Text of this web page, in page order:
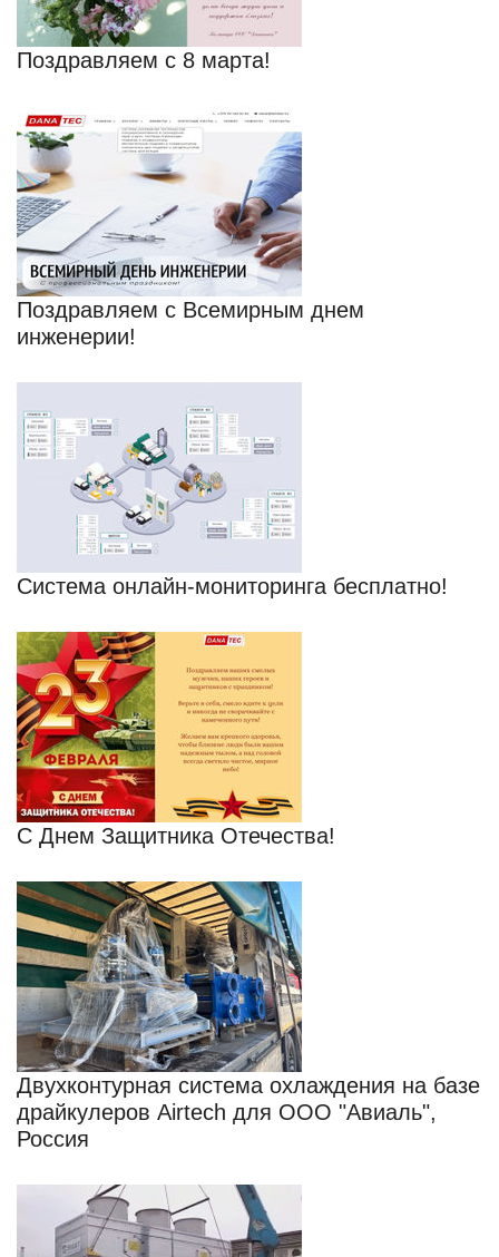
Поздравляем с 8 марта!
Поздравляем с Всемирным днем
инженерии!
Cистема онлайн-мониторинга бесплатно!
С Днем Защитника Отечества!
Двухконтурная система охлаждения на базе
драйкулеров Airtech для ООО "Авиаль",
Россия